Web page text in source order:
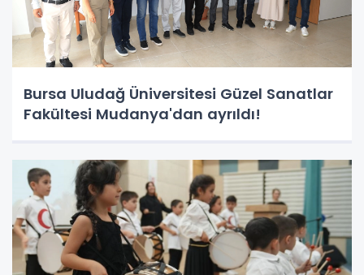
Bursa Uludağ Üniversitesi Güzel Sanatlar
Fakültesi Mudanya'dan ayrıldı!